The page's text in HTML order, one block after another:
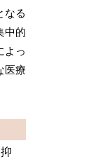
なる
中的
よっ
医療